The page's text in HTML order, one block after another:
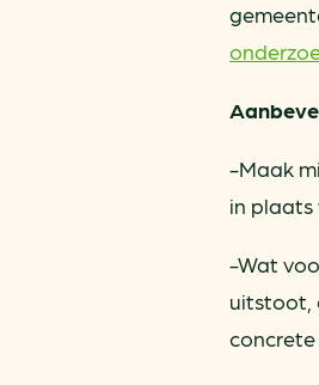
-Maak
in plaats
-Wat
uitstoot,
concrete